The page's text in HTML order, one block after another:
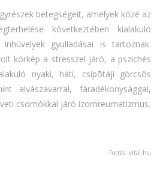
betegségeit, amelyek közé az
következtében kialakuló
gyulladásai is tartoznak.
kórkép a stresszel járó, a pszichés
nyaki, háti, csípõtáji görcsös
alvászavarral, fáradékonysággal,
csomókkal járó izomreumatizmus.
Forrás: vital.hu